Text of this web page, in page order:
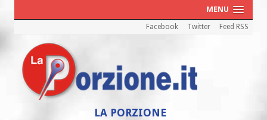
MENU
Facebook Twitter Feed RSS
LA PORZIONE